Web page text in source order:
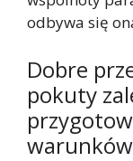
odbywa się
Dobre
pokuty